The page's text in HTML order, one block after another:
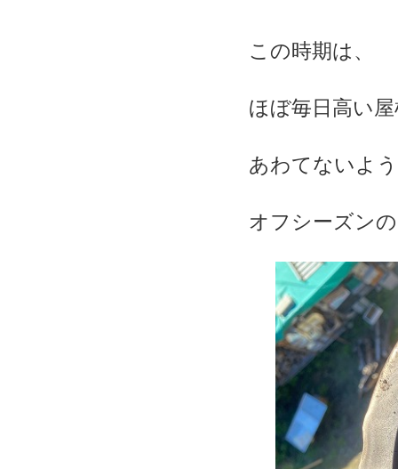
この時期は、
ほぼ毎日高い
あわてないよう
オフシーズン